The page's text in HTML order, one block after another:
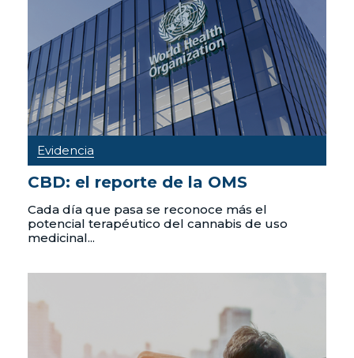
Evidencia
CBD: el reporte de la OMS
Cada día que pasa se reconoce más el
potencial terapéutico del cannabis de uso
medicinal...